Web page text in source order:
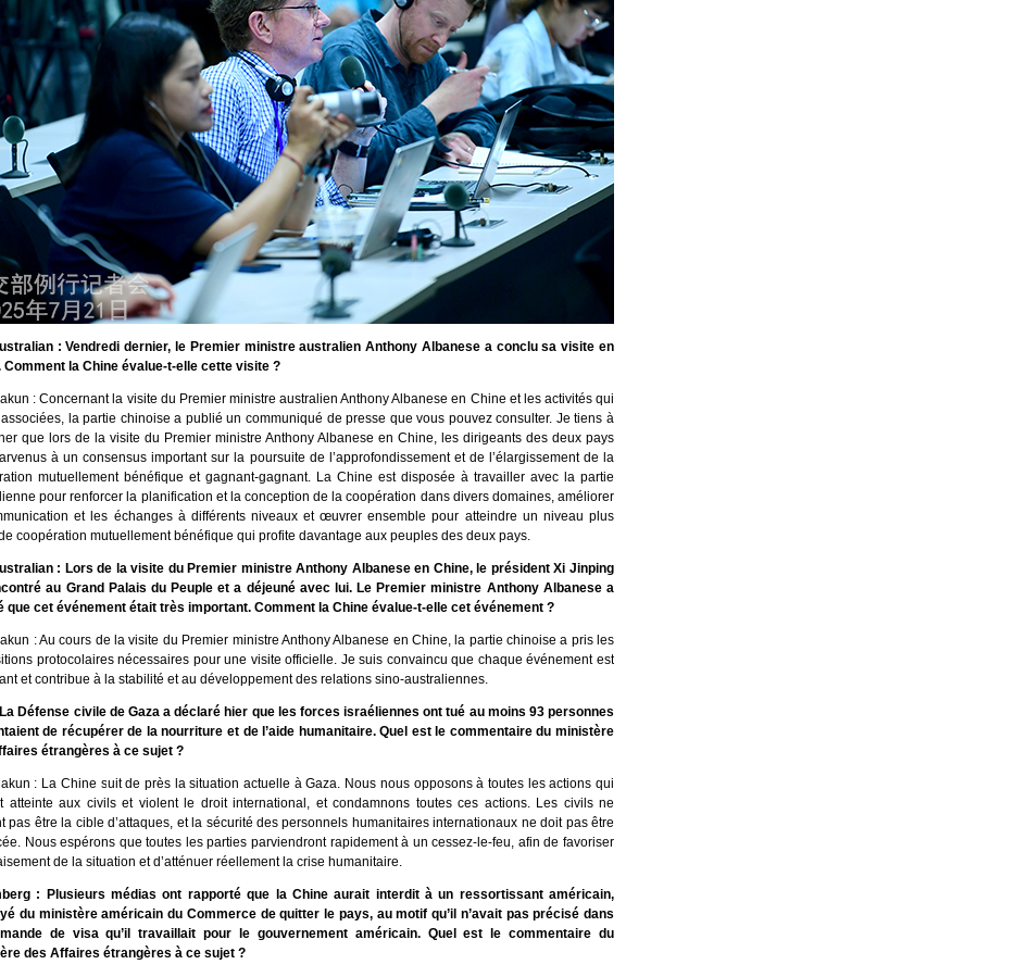
: Vendredi dernier, le Premier ministre australien Anthony Albanese a conclu sa visite en
Comment la Chine évalue-t-elle cette visite ?
: Concernant la visite du Premier ministre australien Anthony Albanese en Chine et les activités qui
la partie chinoise a publié un communiqué de presse que vous pouvez consulter. Je tiens à
que lors de la visite du Premier ministre Anthony Albanese en Chine, les dirigeants des deux pays
à un consensus important sur la poursuite de l’approfondissement et de l’élargissement de la
mutuellement bénéfique et gagnant-gagnant. La Chine est disposée à travailler avec la partie
pour renforcer la planification et la conception de la coopération dans divers domaines, améliorer
et les échanges à différents niveaux et œuvrer ensemble pour atteindre un niveau plus
coopération mutuellement bénéfique qui profite davantage aux peuples des deux pays.
: Lors de la visite du Premier ministre Anthony Albanese en Chine, le président Xi Jinping
au Grand Palais du Peuple et a déjeuné avec lui. Le Premier ministre Anthony Albanese a
que cet événement était très important. Comment la Chine évalue-t-elle cet événement ?
: Au cours de la visite du Premier ministre Anthony Albanese en Chine, la partie chinoise a pris les
protocolaires nécessaires pour une visite officielle. Je suis convaincu que chaque événement est
et contribue à la stabilité et au développement des relations sino-australiennes.
Défense civile de Gaza a déclaré hier que les forces israéliennes ont tué au moins 93 personnes
de récupérer de la nourriture et de l’aide humanitaire. Quel est le commentaire du ministère
étrangères à ce sujet ?
: La Chine suit de près la situation actuelle à Gaza. Nous nous opposons à toutes les actions qui
atteinte aux civils et violent le droit international, et condamnons toutes ces actions. Les civils ne
pas être la cible d’attaques, et la sécurité des personnels humanitaires internationaux ne doit pas être
Nous espérons que toutes les parties parviendront rapidement à un cessez-le-feu, afin de favoriser
de la situation et d’atténuer réellement la crise humanitaire.
: Plusieurs médias ont rapporté que la Chine aurait interdit à un ressortissant américain,
du ministère américain du Commerce de quitter le pays, au motif qu’il n’avait pas précisé dans
de visa qu’il travaillait pour le gouvernement américain. Quel est le commentaire du
des Affaires étrangères à ce sujet ?